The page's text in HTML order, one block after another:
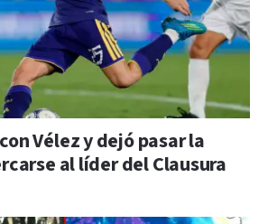
Vélez y dejó pasar la
al líder del Clausura